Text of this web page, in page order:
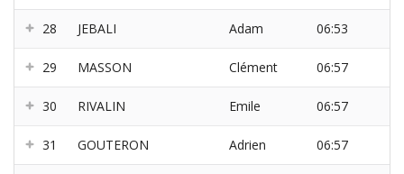
28 JEBALI Adam 06:53
29 MASSON Clément 06:57
30 RIVALIN Emile 06:57
31 GOUTERON Adrien 06:57